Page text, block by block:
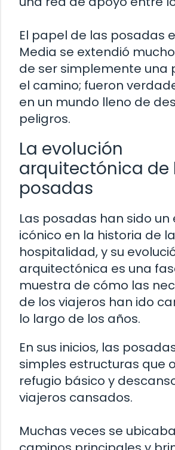
El papel de las posadas
Media se extendió
de ser simplemente una
el camino; fueron
en un mundo lleno de
peligros.
La evolución
arquitectónica de
posadas
Las posadas han sido
icónico en la historia de la
hospitalidad, y su
arquitectónica es una
muestra de cómo las
de los viajeros han ido
lo largo de los años.
En sus inicios, las
simples estructuras que
refugio básico y
viajeros cansados.
Muchas veces se